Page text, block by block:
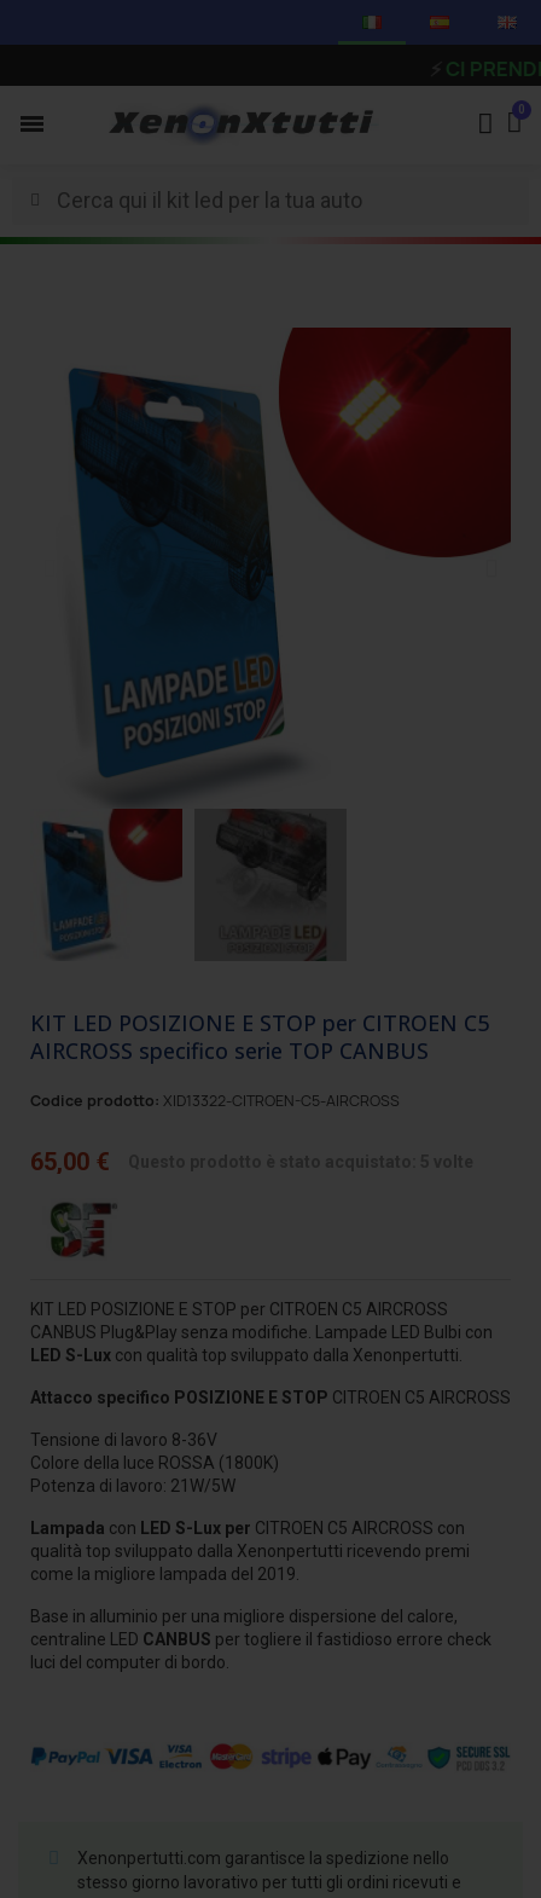
CI
KIT LED POSIZIONE E STOP per CITROEN C5
AIRCROSS specifico serie TOP CANBUS
Codice prodotto: XID13322-CITROEN-C5-AIRCROSS
65,00 €
KIT LED POSIZIONE E STOP per CITROEN C5 AIRCROSS
CANBUS Plug&Play senza modifiche. Lampade LED Bulbi con
LED S-Lux con qualità top sviluppato dalla Xenonpertutti.
Attacco specifico POSIZIONE E STOP CITROEN C5 AIRCROSS
Tensione di lavoro 8-36V
Colore della luce ROSSA (1800K)
Potenza di lavoro: 21W/5W
Lampada con LED S-Lux per CITROEN C5 AIRCROSS con
qualità top sviluppato dalla Xenonpertutti ricevendo premi
come la migliore lampada del 2019.
Base in alluminio per una migliore dispersione del calore,
centraline LED CANBUS per togliere il fastidioso errore check
luci del computer di bordo.
Xenonpertutti.com garantisce la spedizione nello
stesso giorno lavorativo per tutti gli ordini ricevuti e